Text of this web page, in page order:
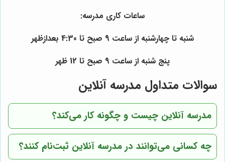
ساعات کاری مدرسه:
شنبه تا چهارشنبه از ساعت 9 صبح تا 4:30 بعدازظهر
پنج شنبه از ساعت 9 صبح تا 12 ظهر
سوالات متداول مدرسه آنلاین
مدرسه آنلاین چیست و چگونه کار می‌کند؟
چه کسانی می‌توانند در مدرسه آنلاین ثبت‌نام کنند؟